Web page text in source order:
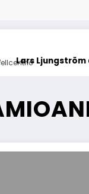
a fost numit